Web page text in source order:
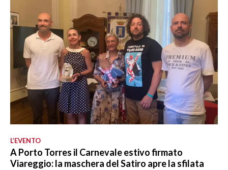
L’EVENTO
A Porto Torres il Carnevale estivo firmato
Viareggio: la maschera del Satiro apre la sfilata